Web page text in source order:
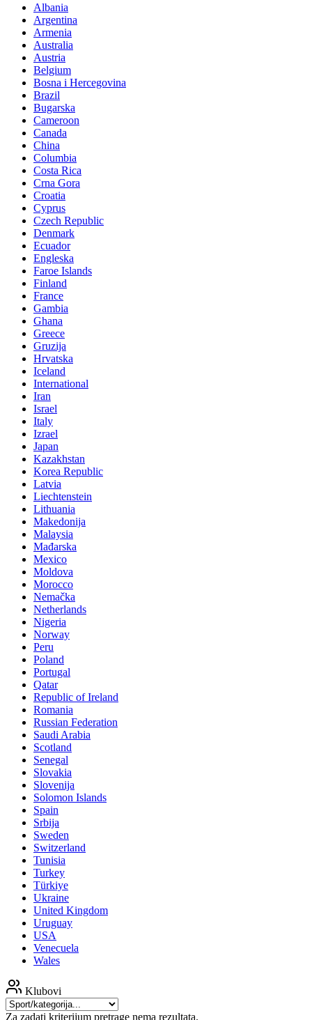
Albania
Argentina
Armenia
Australia
Austria
Belgium
Bosna i Hercegovina
Brazil
Bugarska
Cameroon
Canada
China
Columbia
Costa Rica
Crna Gora
Croatia
Cyprus
Czech Republic
Denmark
Ecuador
Engleska
Faroe Islands
Finland
France
Gambia
Ghana
Greece
Gruzija
Hrvatska
Iceland
International
Iran
Israel
Italy
Izrael
Japan
Kazakhstan
Korea Republic
Latvia
Liechtenstein
Lithuania
Makedonija
Malaysia
Mađarska
Mexico
Moldova
Morocco
Nemačka
Netherlands
Nigeria
Norway
Peru
Poland
Portugal
Qatar
Republic of Ireland
Romania
Russian Federation
Saudi Arabia
Scotland
Senegal
Slovakia
Slovenija
Solomon Islands
Spain
Srbija
Sweden
Switzerland
Tunisia
Turkey
Türkiye
Ukraine
United Kingdom
Uruguay
USA
Venecuela
Wales
Klubovi
Za zadati kriterijum pretrage nema rezultata.